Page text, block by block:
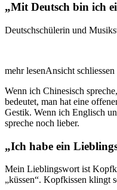
„Mit Deutsch bin ich
Deutschschülerin und
mehr lesenAnsicht schliessen
Wenn ich Chinesisch
bedeutet, man hat eine
Gestik. Wenn ich Englisch
spreche noch lieber.
„Ich habe ein
Mein Lieblingswort ist
küssen . Kopfkissen klingt